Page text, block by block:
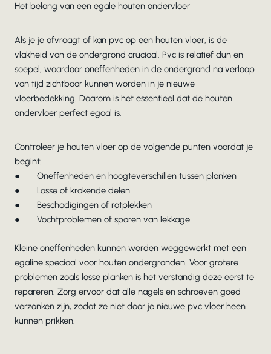
Het belang van een egale houten ondervloer
Als je je afvraagt of kan pvc op een houten vloer, is de
vlakheid van de ondergrond cruciaal. Pvc is relatief dun en
soepel, waardoor oneffenheden in de ondergrond na verloop
van tijd zichtbaar kunnen worden in je nieuwe
vloerbedekking. Daarom is het essentieel dat de houten
ondervloer perfect egaal is.
Controleer je houten vloer op de volgende punten voordat je
begint:
● Oneffenheden en hoogteverschillen tussen planken
● Losse of krakende delen
● Beschadigingen of rotplekken
● Vochtproblemen of sporen van lekkage
Kleine oneffenheden kunnen worden weggewerkt met een
egaline speciaal voor houten ondergronden. Voor grotere
problemen zoals losse planken is het verstandig deze eerst te
repareren. Zorg ervoor dat alle nagels en schroeven goed
verzonken zijn, zodat ze niet door je nieuwe pvc vloer heen
kunnen prikken.